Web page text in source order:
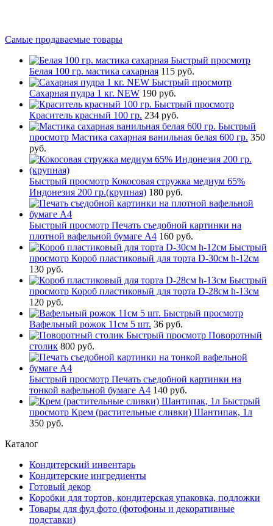
Самые продаваемые товары
Быстрый просмотр
Белая 100 гр. мастика сахарная 115 руб.
Быстрый просмотр
Сахарная пудра 1 кг. NEW 190 руб.
Быстрый просмотр
Краситель красный 100 гр. 234 руб.
Быстрый
просмотр Мастика сахарная ванильная белая 600 гр. 350
руб.
Быстрый просмотр Кокосовая стружка медиум 65%
Индонезия 200 гр.(крупная) 180 руб.
Быстрый просмотр Печать съедобной картинки на
плотной вафельной бумаге А4 160 руб.
Быстрый
просмотр Короб пластиковый для торта D-30см h-12см
130 руб.
Быстрый
просмотр Короб пластиковый для торта D-28см h-13см
120 руб.
Быстрый просмотр
Вафельный рожок 11см 5 шт. 36 руб.
Быстрый просмотр Поворотный
столик 800 руб.
Быстрый просмотр Печать съедобной картинки на
тонкой вафельной бумаге А4 140 руб.
Быстрый
просмотр Крем (растительные сливки) Шантипак, 1л
350 руб.
Каталог
Кондитерский инвентарь
Кондитерские ингредиенты
Готовый декор
Коробки для тортов, кондитерская упаковка, подложки
Товары для фуд фото (фотофоны и декоративные
подставки)